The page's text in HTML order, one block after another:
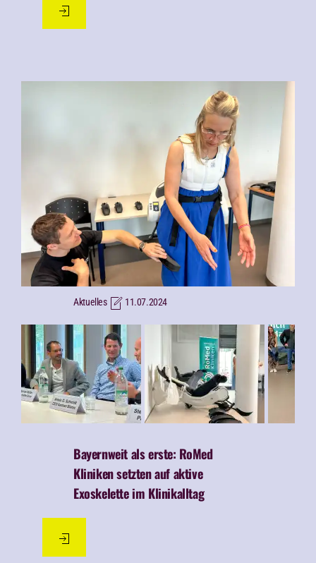
Aktuelles 11.07.2024
Bayernweit als erste: RoMed
Kliniken setzten auf aktive
Exoskelette im Klinikalltag